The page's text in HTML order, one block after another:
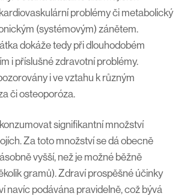
problémy či metabolický
(systémovým) zánětem.
dokáže tedy při dlouhodobém
i příslušné zdravotní problémy.
i ve vztahu k různým
či osteoporóza.
signifikantní množství
Za toto množství se dá obecně
vyšší, než je možné běžně
gramů). Zdraví prospěšné účinky
navíc podávána pravidelně, což bývá